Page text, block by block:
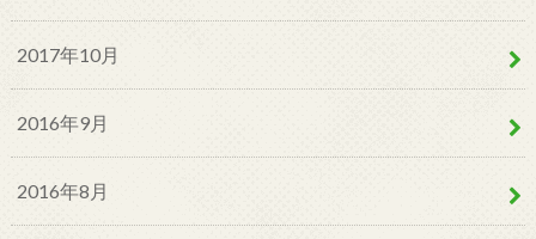
2017年10月
2016年9月
2016年8月